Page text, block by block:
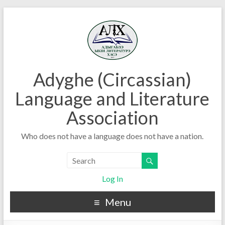
Adyghe (Circassian)
Language and Literature
Association
Who does not have a language does not have a nation.
Log In
Menu